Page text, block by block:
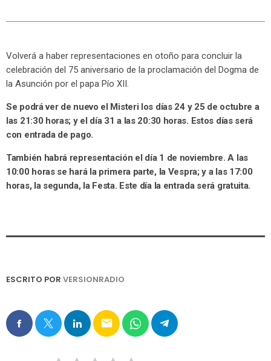
Volverá a haber representaciones en otoño para concluir la
celebración del 75 aniversario de la proclamación del Dogma de
la Asunción por el papa Pío XII.
Se podrá ver de nuevo el Misteri los días 24 y 25 de octubre a
las 21:30 horas; y el día 31 a las 20:30 horas. Estos días será
con entrada de pago.
También habrá representación el día 1 de noviembre. A las
10:00 horas se hará la primera parte, la Vespra; y a las 17:00
horas, la segunda, la Festa. Este día la entrada será gratuita.
ESCRITO POR VERSIONRADIO
email